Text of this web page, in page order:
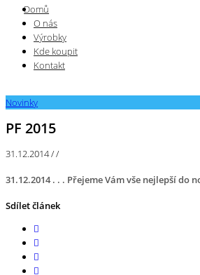
Domů
O nás
Výrobky
Kde koupit
Kontakt
Novinky
PF 2015
31.12.2014//
31.12.2014 . . . Přejeme Vám vše nejlepší do
Sdílet článek